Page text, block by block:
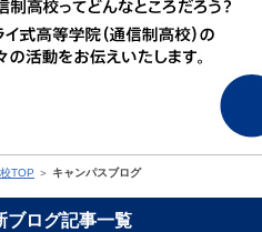
TOP ＞ キャンパスブログ
ブログ記事一覧